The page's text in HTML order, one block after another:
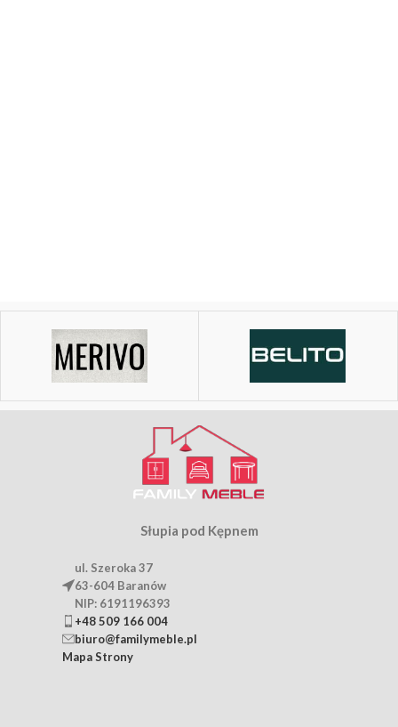
Słupia pod Kępnem
ul. Szeroka 37
63-604 Baranów
NIP: 6191196393
+48 509 166 004
biuro@familymeble.pl
Mapa Strony